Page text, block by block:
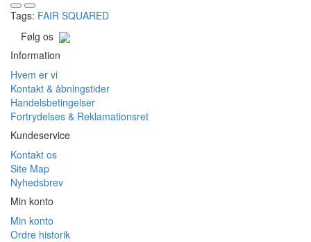
Tags: FAIR SQUARED
Følg os
Information
Hvem er vi
Kontakt & åbningstider
Handelsbetingelser
Fortrydelses & Reklamationsret
Kundeservice
Kontakt os
Site Map
Nyhedsbrev
Min konto
Min konto
Ordre historik